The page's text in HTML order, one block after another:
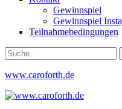
Gewinnspiel
Gewinnspiel
Teilnahmebedingungen
www.caroforth.de